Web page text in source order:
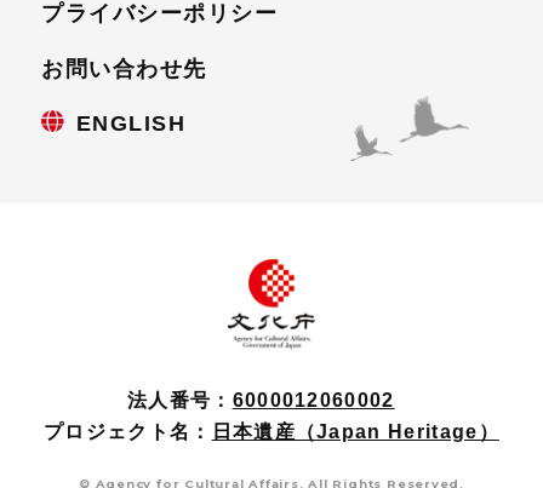
プライバシーポリシー
お問い合わせ先
ENGLISH
法人番号： 6000012060002
プロジェクト名：
日本遺産（Japan Heritage）
© Agency for Cultural Affairs. All Rights Reserved.